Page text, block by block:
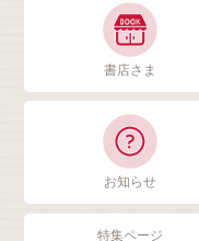
書店さま
お知らせ
特集ページ